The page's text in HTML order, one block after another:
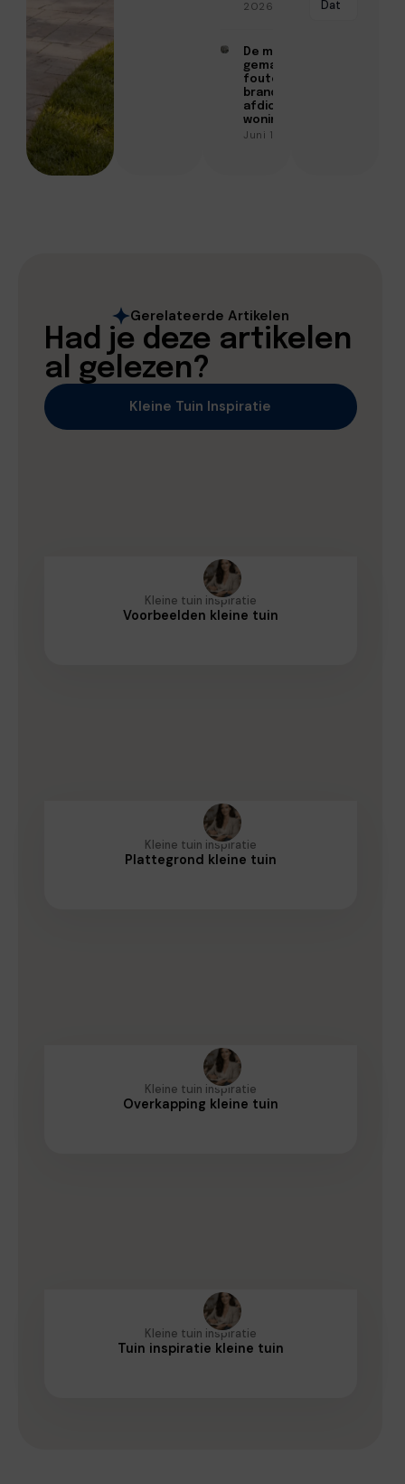
2026
De meest
gemaakte
fouten bij
brandwerend
afdichten in
woningen
Juni 10, 2026
Dat
Gerelateerde Artikelen
Had je deze artikelen
al gelezen?
Kleine Tuin Inspiratie
Kleine tuin inspiratie
Voorbeelden kleine tuin
Kleine tuin inspiratie
Plattegrond kleine tuin
Kleine tuin inspiratie
Overkapping kleine tuin
Kleine tuin inspiratie
Tuin inspiratie kleine tuin